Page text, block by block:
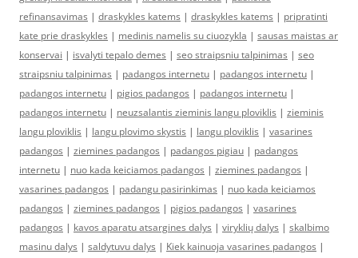
refinansavimas | draskykles katems | draskykles katems | pripratinti
kate prie draskykles | medinis namelis su ciuozykla | sausas maistas ar
konservai | isvalyti tepalo demes | seo straipsniu talpinimas | seo
straipsniu talpinimas | padangos internetu | padangos internetu |
padangos internetu | pigios padangos | padangos internetu |
padangos internetu | neuzsalantis zieminis langu ploviklis | zieminis
langu ploviklis | langu plovimo skystis | langu ploviklis | vasarines
padangos | ziemines padangos | padangos pigiau | padangos
internetu | nuo kada keiciamos padangos | ziemines padangos |
vasarines padangos | padangu pasirinkimas | nuo kada keiciamos
padangos | ziemines padangos | pigios padangos | vasarines
padangos | kavos aparatu atsargines dalys | viryklių dalys | skalbimo
masinu dalys | saldytuvu dalys | Kiek kainuoja vasarines padangos |